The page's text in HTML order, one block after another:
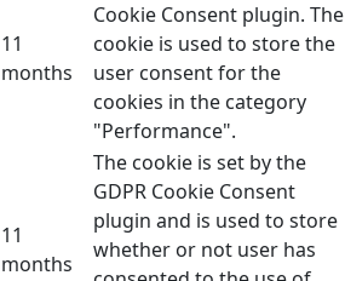
11
months
Cookie Consent plugin. The
cookie is used to store the
user consent for the
cookies in the category
"Performance".
11
months
The cookie is set by the
GDPR Cookie Consent
plugin and is used to store
whether or not user has